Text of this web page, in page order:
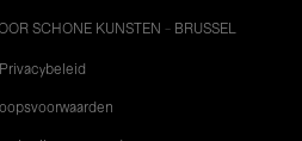
SCHONE KUNSTEN - BRUSSEL
Privacybeleid